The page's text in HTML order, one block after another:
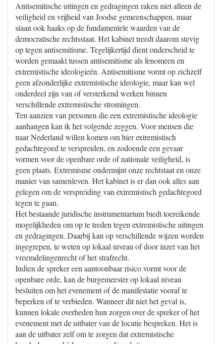
Antisemitische uitingen en gedragingen raken niet alleen de
veiligheid en vrijheid van Joodse gemeenschappen, maar
staan ook haaks op de fundamentele waarden van de
democratische rechtsstaat. Het kabinet treedt daarom stevig
op tegen antisemitisme. Tegelijkertijd dient onderscheid te
worden gemaakt tussen antisemitisme als fenomeen en
extremistische ideologieën. Antisemitisme vormt op zichzelf
geen afzonderlijke extremistische ideologie, maar kan wel
onderdeel zijn van of versterkend werken binnen
verschillende extremistische stromingen.
Ten aanzien van personen die een extremistische ideologie
aanhangen kan ik het volgende zeggen. Voor mensen die
naar Nederland willen komen om hier extremistisch
gedachtegoed te verspreiden, en zodoende een gevaar
vormen voor de openbare orde of nationale veiligheid, is
geen plaats. Extremisme ondermijnt onze rechtstaat en onze
manier van samenleven. Het kabinet is er dan ook alles aan
gelegen om de verspreiding van extremistisch gedachtegoed
tegen te gaan.
Het bestaande juridische instrumentarium biedt toereikende
mogelijkheden om op te treden tegen extremistische uitingen
en gedragingen. Daarbij kan op verschillende wijzen worden
ingegrepen, te weten op lokaal niveau of door inzet van het
vreemdelingenrecht of het strafrecht.
Indien de spreker een aantoonbaar risico vormt voor de
openbare orde, kan de burgemeester op lokaal niveau
besluiten om het evenement of de manifestatie vooraf te
beperken of te verbieden. Wanneer dit niet het geval is,
kunnen lokale overheden hun zorgen over de spreker of het
evenement met de uitbater van de locatie bespreken. Het is
aan de uitbater zelf om te zorgen dat extremistische